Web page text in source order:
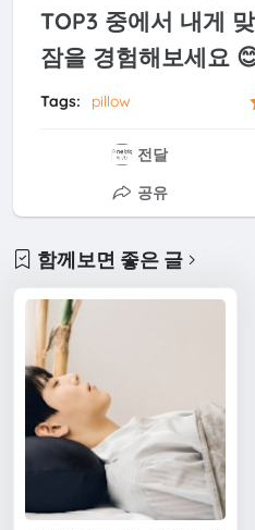
TOP3 중에서 내게
잠을 경험해보세요
Tags: pillow
전달
공유
함께보면 좋은 글